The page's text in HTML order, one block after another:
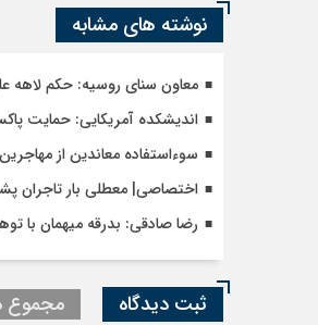
نوشته های مشابه
معاون سنای روسیه: حکم لاهه
اندیشکده آمریکایی: حمایت
سوءاستفاده معاندین از
اختصاصی| معطلی بار تاجران
رضا صادقی: بدرقه میهمان با
ثبت دیدگاه مجموع